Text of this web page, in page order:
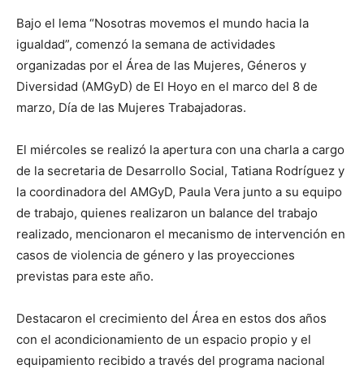
Bajo el lema “Nosotras movemos el mundo hacia la
igualdad”, comenzó la semana de actividades
organizadas por el Área de las Mujeres, Géneros y
Diversidad (AMGyD) de El Hoyo en el marco del 8 de
marzo, Día de las Mujeres Trabajadoras.
El miércoles se realizó la apertura con una charla a cargo
de la secretaria de Desarrollo Social, Tatiana Rodríguez y
la coordinadora del AMGyD, Paula Vera junto a su equipo
de trabajo, quienes realizaron un balance del trabajo
realizado, mencionaron el mecanismo de intervención en
casos de violencia de género y las proyecciones
previstas para este año.
Destacaron el crecimiento del Área en estos dos años
con el acondicionamiento de un espacio propio y el
equipamiento recibido a través del programa nacional